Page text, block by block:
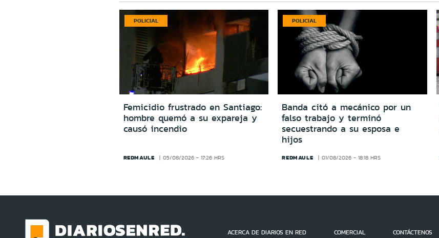
POLICIAL
Femicidio frustrado en Santiago:
hombre quemó a su expareja y
causó incendio
REDMAULE 05/08/2026 - 17:26 HRS
POLICIAL
Banda citó a mecánico por un
falso trabajo y terminó
secuestrando a su esposa e
hijos
REDMAULE 01/08/2026 - 18:18 HRS
ACERCA DE DIARIOS EN RED COMERCIAL CONTÁCTENOS